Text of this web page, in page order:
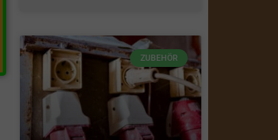
ZUBEHÖR